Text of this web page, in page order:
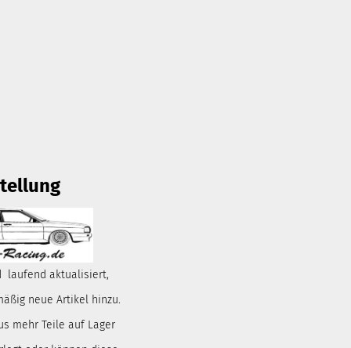
laufend aktualisiert,
neue Artikel hinzu.
mehr Teile auf Lager